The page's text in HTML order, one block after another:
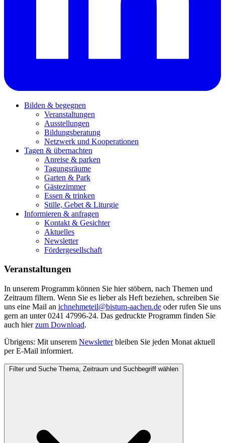
Bilden & begegnen
Veranstaltungen
Ausstellungen
Bildungsberatung
Netzwerk und Kooperationen
Tagen & übernachten
Anreise & parken
Tagungsräume
Garten & Park
Gästezimmer
Essen & trinken
Stille, Gebet & Liturgie
Informieren & anfragen
Kontakt & Gesichter
Aktuelles
Newsletter
Fördergesellschaft
Veranstaltungen
In unserem Programm können Sie hier stöbern, nach Themen und
Zeitraum filtern. Wenn Sie es lieber als Heft beziehen, schreiben Sie
uns eine Mail an ichnehmeteil@bistum-aachen.de oder rufen Sie uns
gern an unter 0241 47996-24. Das gedruckte Programm finden Sie
auch hierzum Download.
Übrigens: Mit unserem Newsletterbleiben Sie jeden Monat aktuell
per E-Mail informiert.
Filter und Suche Thema, Zeitraum und Suchbegriff wählen